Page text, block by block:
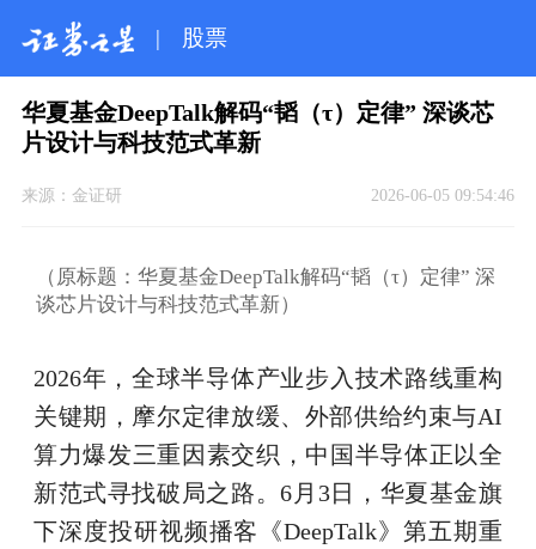
| 股票
华夏基金DeepTalk解码“韬（τ）定律” 深谈芯
片设计与科技范式革新
来源： 金证研 2026-06-05 09:54:46
（原标题：华夏基金DeepTalk解码“韬（τ）定律” 深
谈芯片设计与科技范式革新）
2026年，全球半导体产业步入技术路线重构
关键期，摩尔定律放缓、外部供给约束与AI
算力爆发三重因素交织，中国半导体正以全
新范式寻找破局之路。6月3日，华夏基金旗
下深度投研视频播客《DeepTalk》第五期重